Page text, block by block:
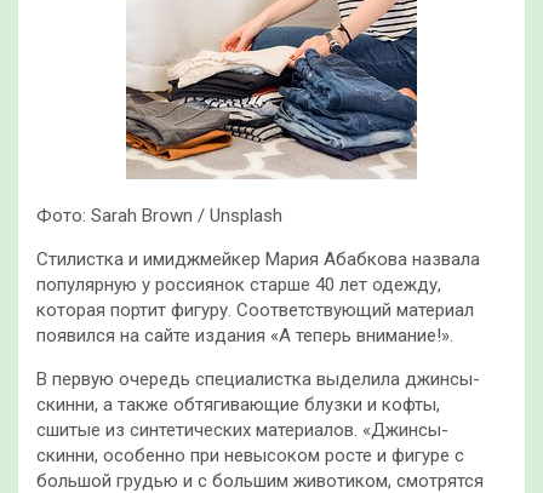
Фото: Sarah Brown / Unsplash
Стилистка и имиджмейкер Мария Абабкова назвала
популярную у россиянок старше 40 лет одежду,
которая портит фигуру. Соответствующий материал
появился на сайте издания «А теперь внимание!».
В первую очередь специалистка выделила джинсы-
скинни, а также обтягивающие блузки и кофты,
сшитые из синтетических материалов. «Джинсы-
скинни, особенно при невысоком росте и фигуре с
большой грудью и с большим животиком, смотрятся